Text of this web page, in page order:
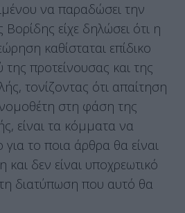
να παραδώσει την
είχε δηλώσει ότι η
καθίσταται επίδικο
προτείνουσας και της
τονίζοντας ότι απαίτηση
στη φάση της
είναι τα κόμματα να
το ποια άρθρα θα είναι
δεν είναι υποχρεωτικό
διατύπωση που αυτό θα